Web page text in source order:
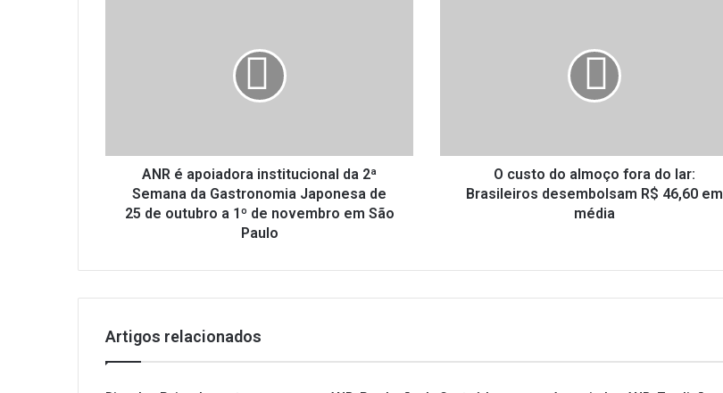
Gastronomia
Japonesa
de
em
São
ANR é apoiadora institucional da 2ª
Semana da Gastronomia Japonesa de
25 de outubro a 1º de novembro em São
Paulo
desembolsam
46,60
O custo do almoço fora do lar:
Brasileiros desembolsam R$ 46,60 em
média
Artigos relacionados